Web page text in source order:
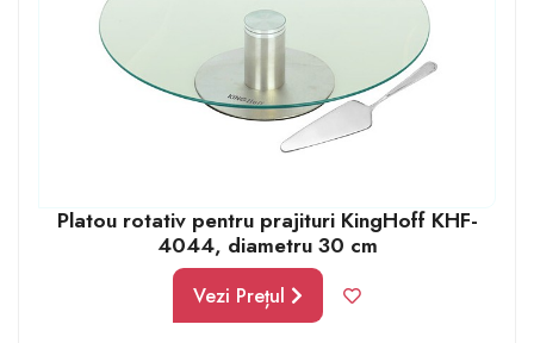
Platou rotativ pentru prajituri KingHoff KHF-
4044, diametru 30 cm
Vezi Prețul